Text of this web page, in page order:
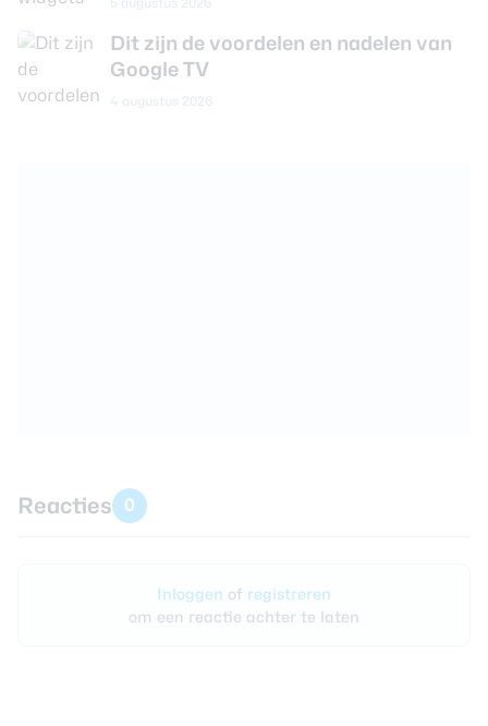
Dit zijn de voordelen en nadelen van
Google TV
Reacties 0
Inloggen of registreren
om een reactie achter te laten